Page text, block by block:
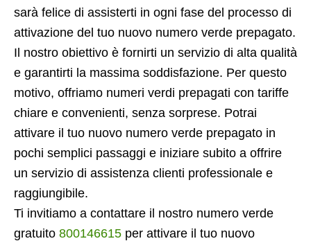
sarà felice di assisterti in ogni fase del processo di
attivazione del tuo nuovo numero verde prepagato.
Il nostro obiettivo è fornirti un servizio di alta qualità
e garantirti la massima soddisfazione. Per questo
motivo, offriamo numeri verdi prepagati con tariffe
chiare e convenienti, senza sorprese. Potrai
attivare il tuo nuovo numero verde prepagato in
pochi semplici passaggi e iniziare subito a offrire
un servizio di assistenza clienti professionale e
raggiungibile.
Ti invitiamo a contattare il nostro numero verde
gratuito 800146615 per attivare il tuo nuovo